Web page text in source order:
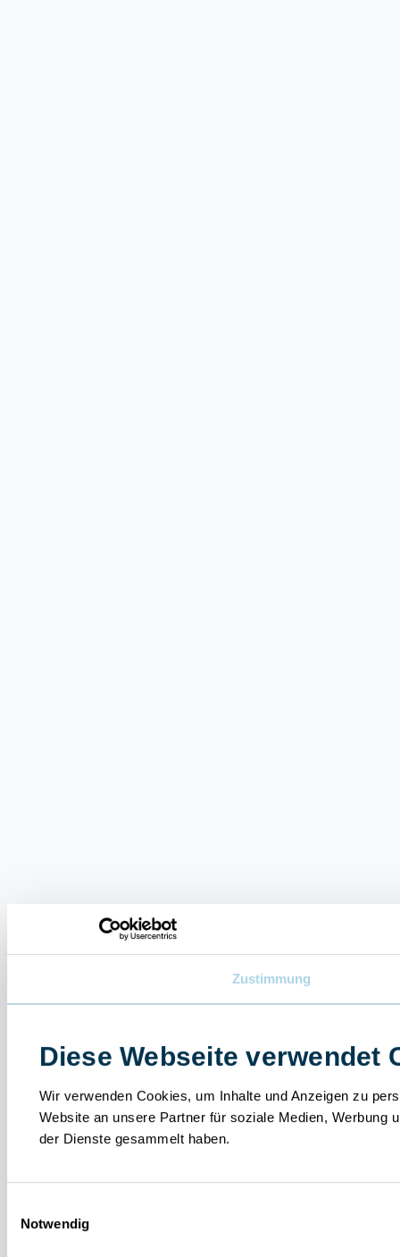
Zustimmung
Diese Webseite verwendet
Wir verwenden Cookies, um Inhalte und Anzeigen zu
Website an unsere Partner für soziale Medien, Werbung
der Dienste gesammelt haben.
Notwendig